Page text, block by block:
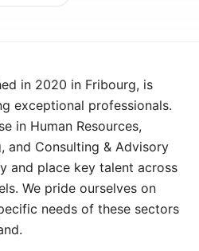
in 2020 in Fribourg, is
exceptional professionals.
in Human Resources,
and Consulting & Advisory
and place key talent across
We pride ourselves on
needs of these sectors